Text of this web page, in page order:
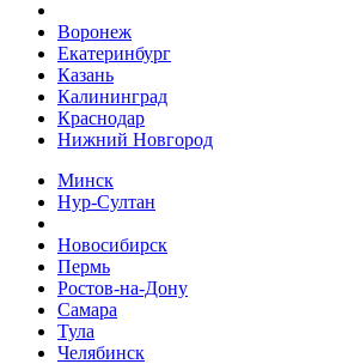
Воронеж
Екатеринбург
Казань
Калининград
Краснодар
Нижний Новгород
Минск
Нур-Султан
Новосибирск
Пермь
Ростов-на-Дону
Самара
Тула
Челябинск